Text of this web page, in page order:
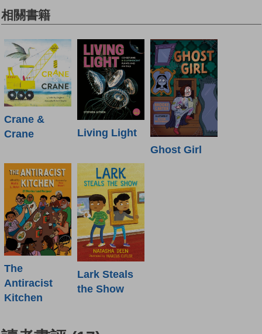
相關書籍
Crane &
Crane
Living Light
Ghost Girl
The
Antiracist
Kitchen
Lark Steals
the Show